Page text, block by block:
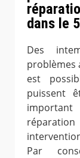
dans le
Des
problèmes
est
puissent
Par